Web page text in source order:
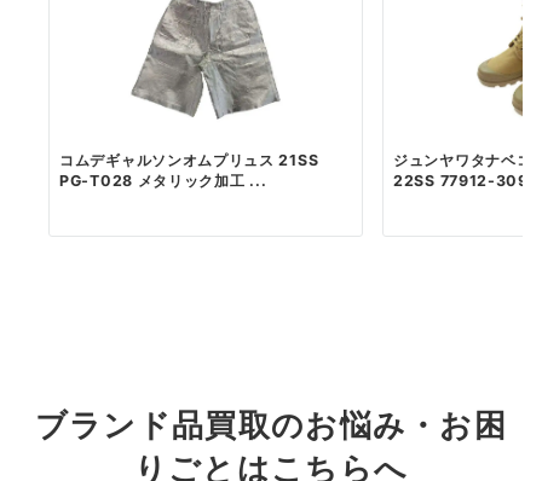
コムデギャルソンオムプリュス 21SS
PG-T028 メタリック加工 ...
ジュンヤワタナベコ
22SS 77912-309
ブランド品買取のお悩み・お困
りごとはこちらへ